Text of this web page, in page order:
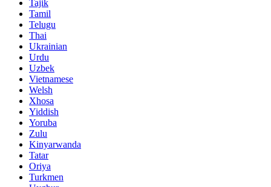
Tajik
Tamil
Telugu
Thai
Ukrainian
Urdu
Uzbek
Vietnamese
Welsh
Xhosa
Yiddish
Yoruba
Zulu
Kinyarwanda
Tatar
Oriya
Turkmen